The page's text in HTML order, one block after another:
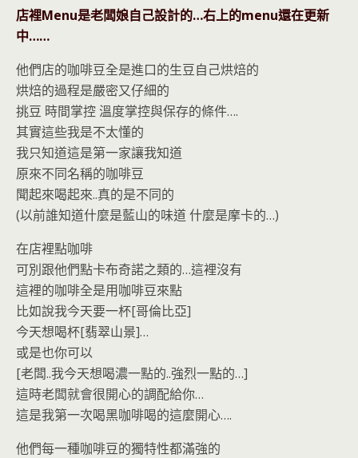
店裡Menu是老闆娘自己設計的…右上的menu還在更新
中……
他們店的咖啡豆全是進口的生豆自己烘焙的
烘焙的過程是嚴密又仔細的
挑豆 時間掌控 溫度掌控與保存的條件….
其實這些我是不太懂的
我只知道這是第一家讓我知道
原來不同名稱的咖啡豆
聞起來喝起來..真的是不同的
(以前誰知道什麼是藍山的味道 什麼是摩卡的…)
在店裡點咖啡
可別跟他們點卡布奇諾之類的…這裡沒有
這裡的咖啡全是用咖啡豆來點
比如說我今天要一杯[哥倫比亞]
今天想喝杯[翡翠山景]…
或是也你可以
[老闆..我今天想喝濃一點的..強烈一點的…]
這時老闆就會很開心的調配給你…
這是我第一次喝黑咖啡喝的這麼開心….
他們每一種咖啡豆的獨特性都滿強的